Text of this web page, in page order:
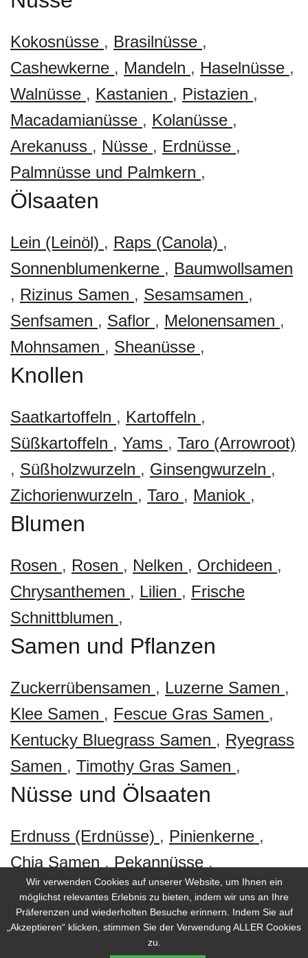
Wir verwenden Cookies auf unserer Website, um Ihnen ein
möglichst relevantes Erlebnis zu bieten, indem wir uns an Ihre
Präferenzen und wiederholten Besuche erinnern. Indem Sie auf
„Akzeptieren“ klicken, stimmen Sie der Verwendung ALLER Cookies
zu.
Kokosnüsse , Brasilnüsse ,
Cashewkerne , Mandeln , Haselnüsse ,
Walnüsse , Kastanien , Pistazien ,
Macadamianüsse , Kolanüsse ,
Arekanuss , Nüsse , Erdnüsse ,
Palmnüsse und Palmkern ,
Ölsaaten
Lein (Leinöl) , Raps (Canola) ,
Sonnenblumenkerne , Baumwollsamen
, Rizinus Samen , Sesamsamen ,
Senfsamen , Saflor , Melonensamen ,
Mohnsamen , Sheanüsse ,
Knollen
Saatkartoffeln , Kartoffeln ,
Süßkartoffeln , Yams , Taro (Arrowroot)
, Süßholzwurzeln , Ginsengwurzeln ,
Zichorienwurzeln , Taro , Maniok ,
Blumen
Rosen , Rosen , Nelken , Orchideen ,
Chrysanthemen , Lilien , Frische
Schnittblumen ,
Samen und Pflanzen
Zuckerrübensamen , Luzerne Samen ,
Klee Samen , Fescue Gras Samen ,
Kentucky Bluegrass Samen , Ryegrass
Samen , Timothy Gras Samen ,
Nüsse und Ölsaaten
Erdnuss (Erdnüsse) , Pinienkerne ,
Chia Samen , Pekannüsse ,
Hanfsamen,